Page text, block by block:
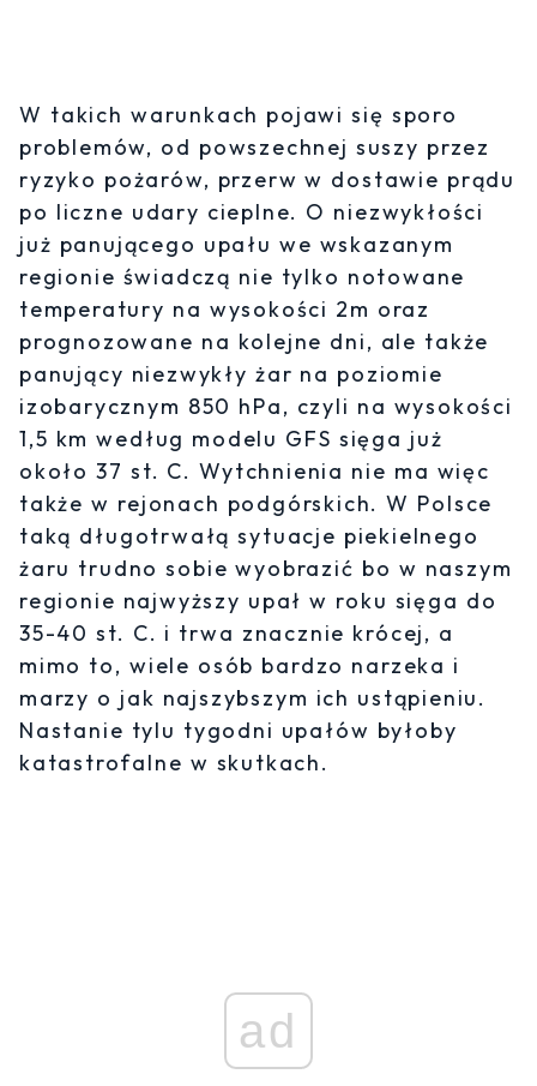
W takich warunkach pojawi się sporo
problemów, od powszechnej suszy przez
ryzyko pożarów, przerw w dostawie prądu
po liczne udary cieplne. O niezwykłości
już panującego upału we wskazanym
regionie świadczą nie tylko notowane
temperatury na wysokości 2m oraz
prognozowane na kolejne dni, ale także
panujący niezwykły żar na poziomie
izobarycznym 850 hPa, czyli na wysokości
1,5 km według modelu GFS sięga już
około 37 st. C. Wytchnienia nie ma więc
także w rejonach podgórskich. W Polsce
taką długotrwałą sytuacje piekielnego
żaru trudno sobie wyobrazić bo w naszym
regionie najwyższy upał w roku sięga do
35-40 st. C. i trwa znacznie krócej, a
mimo to, wiele osób bardzo narzeka i
marzy o jak najszybszym ich ustąpieniu.
Nastanie tylu tygodni upałów byłoby
katastrofalne w skutkach.
ad